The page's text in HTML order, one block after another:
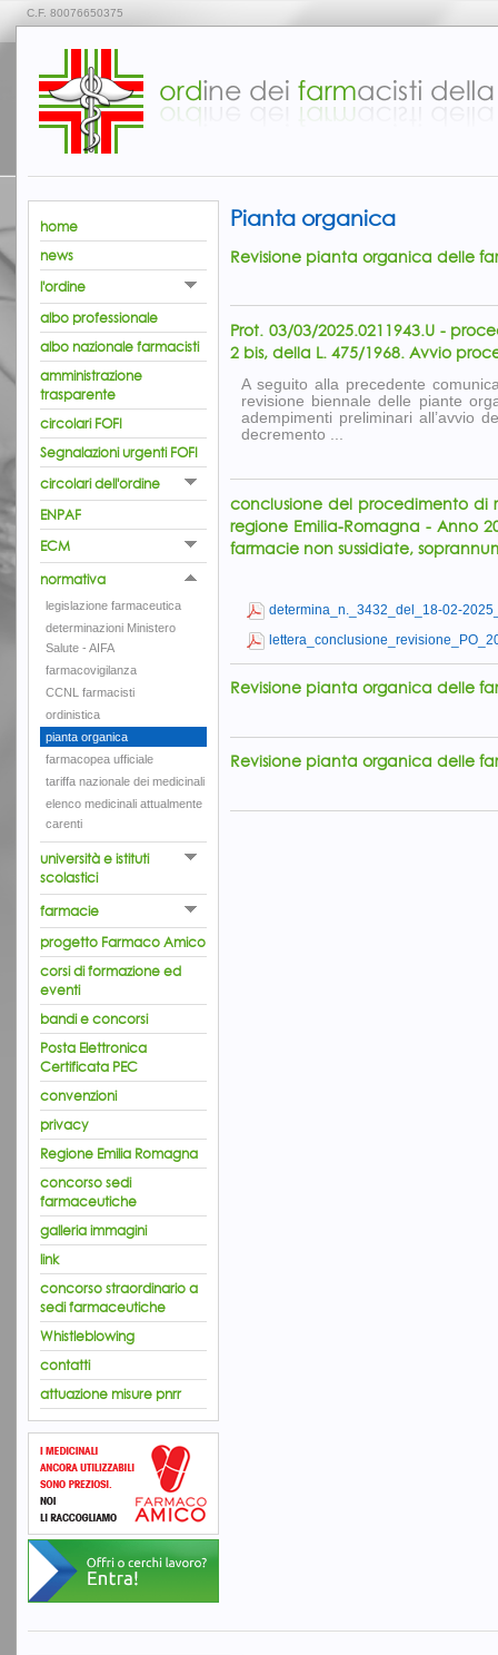
C.F. 80076650375
home
news
l'ordine
albo professionale
albo nazionale farmacisti
amministrazione
trasparente
circolari FOFI
Segnalazioni urgenti FOFI
circolari dell'ordine
ENPAF
ECM
normativa
legislazione farmaceutica
determinazioni Ministero
Salute - AIFA
farmacovigilanza
CCNL farmacisti
ordinistica
pianta organica
farmacopea ufficiale
tariffa nazionale dei medicinali
elenco medicinali attualmente
carenti
università e istituti
scolastici
farmacie
progetto Farmaco Amico
corsi di formazione ed
eventi
bandi e concorsi
Posta Elettronica
Certificata PEC
convenzioni
privacy
Regione Emilia Romagna
concorso sedi
farmaceutiche
galleria immagini
link
concorso straordinario a
sedi farmaceutiche
Whistleblowing
contatti
attuazione misure pnrr
Pianta organica
Revisione pianta organica delle
Prot. 03/03/2025.0211943.U -
2 bis, della L. 475/1968. Avvio
A seguito alla precedente
revisione biennale delle piante
adempimenti preliminari all’avvio
decremento ...
conclusione del procedimento
regione Emilia-Romagna - Anno
farmacie non sussidiate,
determina_n._3432_del_18-02-
Revisione pianta organica delle
Revisione pianta organica delle